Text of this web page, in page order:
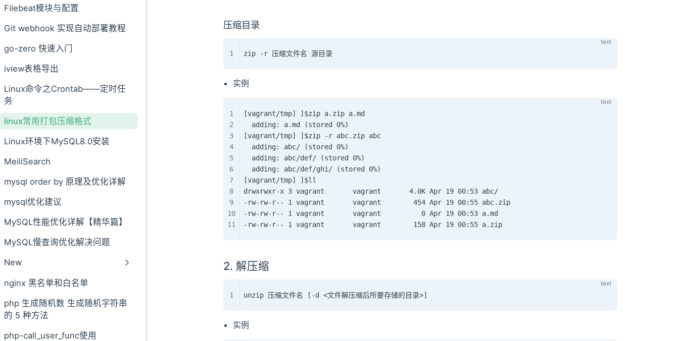
Filebeat模块与配置
Git webhook 实现自动部署教程
go-zero 快速入门
iview表格导出
Linux命令之Crontab——定时任
务
linux常用打包压缩格式
Linux环境下MySQL8.0安装
MeiliSearch
mysql order by 原理及优化详解
mysql优化建议
MySQL性能优化详解【精华篇】
MySQL慢查询优化解决问题
New
nginx 黑名单和白名单
php 生成随机数 生成随机字符串
的 5 种方法
php-call_user_func使用
压缩目录
zip -r 压缩文件名 源目录
实例
[vagrant/tmp] ]$zip a.zip a.md
  adding: a.md (stored 0%)
[vagrant/tmp] ]$zip -r abc.zip abc
  adding: abc/ (stored 0%)
  adding: abc/def/ (stored 0%)
  adding: abc/def/ghi/ (stored 0%)
[vagrant/tmp] ]$ll
drwxrwxr-x 3 vagrant       vagrant       4.0K Apr 19 00:53 abc/
-rw-rw-r-- 1 vagrant       vagrant        454 Apr 19 00:55 abc.zip
-rw-rw-r-- 1 vagrant       vagrant          0 Apr 19 00:53 a.md
-rw-rw-r-- 1 vagrant       vagrant        158 Apr 19 00:55 a.zip
2. 解压缩
unzip 压缩文件名 [-d <文件解压缩后所要存储的目录>]
实例